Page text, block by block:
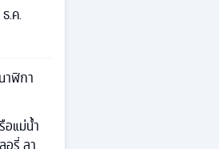
.ค.
าฬิกา
อแม่น้ำ